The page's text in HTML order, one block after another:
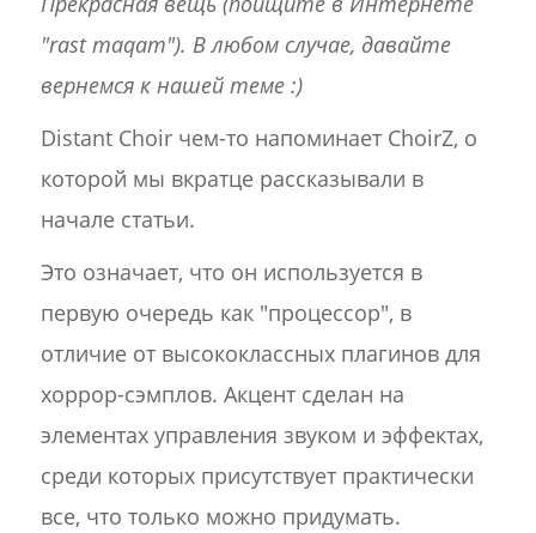
"rast maqam"). В любом случае, давайте
вернемся к нашей теме :)
Distant Choir чем-то напоминает ChoirZ, о
которой мы вкратце рассказывали в
начале статьи.
Это означает, что он используется в
первую очередь как "процессор", в
отличие от высококлассных плагинов для
хоррор-сэмплов. Акцент сделан на
элементах управления звуком и эффектах,
среди которых присутствует практически
все, что только можно придумать.